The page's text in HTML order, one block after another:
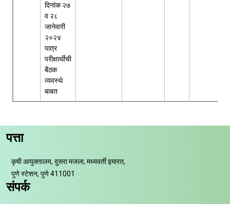
दिनांक २७
व २८
जानेवारी
२०२४
पात्र
परीक्षार्थीची
बैठक
व्यवस्थे
बाबत
पत्ता
कृषी आयुक्तालय, दुसरा मजला, मध्यवर्ती इमारत,
पुणे स्टेशन, पुणे 411001
संपर्क